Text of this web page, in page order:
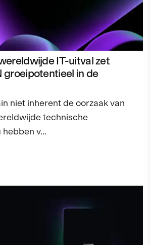
IT-uitval zet
groeipotentieel in de
niet inherent de oorzaak van
technische
v...